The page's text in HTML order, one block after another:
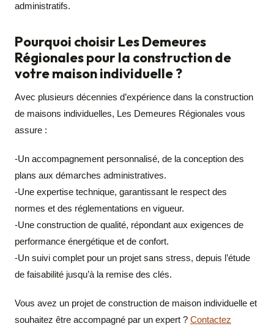
administratifs.
Pourquoi choisir Les Demeures
Régionales pour la construction de
votre maison individuelle ?
Avec plusieurs décennies d’expérience dans la construction
de maisons individuelles, Les Demeures Régionales vous
assure :
-Un accompagnement personnalisé, de la conception des
plans aux démarches administratives.
-Une expertise technique, garantissant le respect des
normes et des réglementations en vigueur.
-Une construction de qualité, répondant aux exigences de
performance énergétique et de confort.
-Un suivi complet pour un projet sans stress, depuis l’étude
de faisabilité jusqu’à la remise des clés.
Vous avez un projet de construction de maison individuelle et
souhaitez être accompagné par un expert ? Contactez